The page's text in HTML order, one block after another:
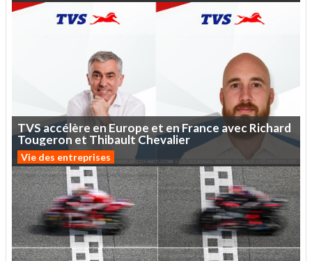
TVSaccélère enEurope et enFrance avecRichard
Tougeron et Thibault Chevalier
Vie des entreprises